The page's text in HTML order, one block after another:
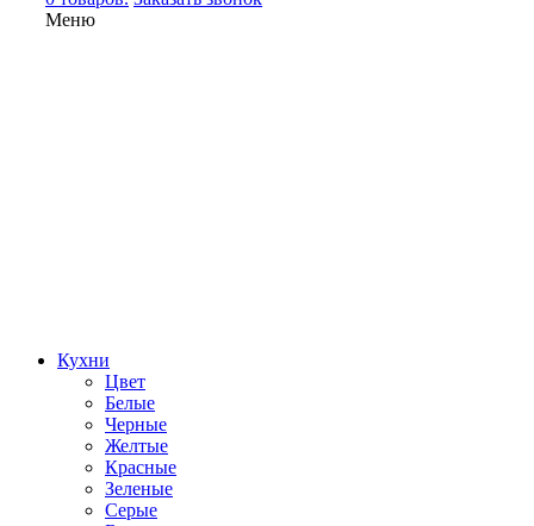
Меню
Кухни
Цвет
Белые
Черные
Желтые
Красные
Зеленые
Серые